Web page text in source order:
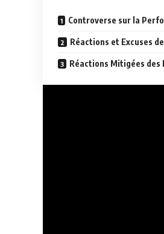
Controverse sur la
Réactions et Excuses
Réactions Mitigées des